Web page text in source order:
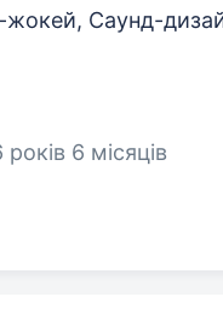
Саунд-
6 місяців